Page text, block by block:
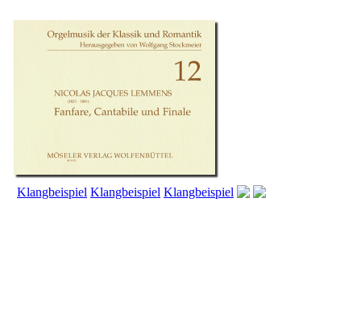
Klangbeispiel Klangbeispiel Klangbeispiel